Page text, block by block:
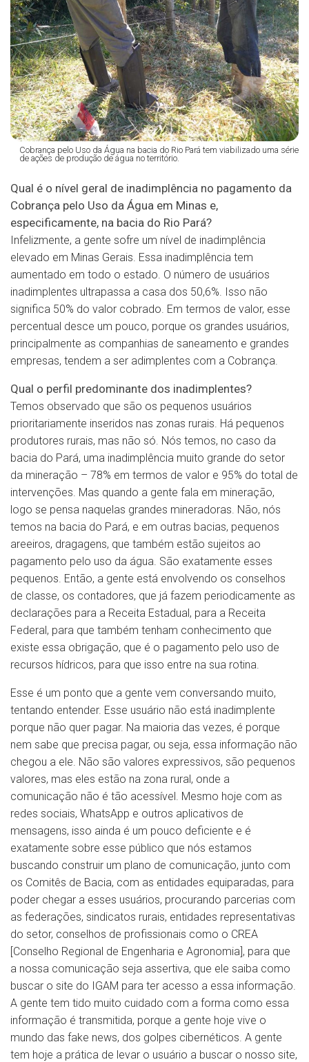
Cobrança pelo Uso da Água na bacia do Rio Pará tem viabilizado uma série
de ações de produção de água no território.
Qual é o nível geral de inadimplência no pagamento da
Cobrança pelo Uso da Água em Minas e,
especificamente, na bacia do Rio Pará?
Infelizmente, a gente sofre um nível de inadimplência
elevado em Minas Gerais. Essa inadimplência tem
aumentado em todo o estado. O número de usuários
inadimplentes ultrapassa a casa dos 50,6%. Isso não
significa 50% do valor cobrado. Em termos de valor, esse
percentual desce um pouco, porque os grandes usuários,
principalmente as companhias de saneamento e grandes
empresas, tendem a ser adimplentes com a Cobrança.
Qual o perfil predominante dos inadimplentes?
Temos observado que são os pequenos usuários
prioritariamente inseridos nas zonas rurais. Há pequenos
produtores rurais, mas não só. Nós temos, no caso da
bacia do Pará, uma inadimplência muito grande do setor
da mineração – 78% em termos de valor e 95% do total de
intervenções. Mas quando a gente fala em mineração,
logo se pensa naquelas grandes mineradoras. Não, nós
temos na bacia do Pará, e em outras bacias, pequenos
areeiros, dragagens, que também estão sujeitos ao
pagamento pelo uso da água. São exatamente esses
pequenos. Então, a gente está envolvendo os conselhos
de classe, os contadores, que já fazem periodicamente as
declarações para a Receita Estadual, para a Receita
Federal, para que também tenham conhecimento que
existe essa obrigação, que é o pagamento pelo uso de
recursos hídricos, para que isso entre na sua rotina.
Esse é um ponto que a gente vem conversando muito,
tentando entender. Esse usuário não está inadimplente
porque não quer pagar. Na maioria das vezes, é porque
nem sabe que precisa pagar, ou seja, essa informação não
chegou a ele. Não são valores expressivos, são pequenos
valores, mas eles estão na zona rural, onde a
comunicação não é tão acessível. Mesmo hoje com as
redes sociais, WhatsApp e outros aplicativos de
mensagens, isso ainda é um pouco deficiente e é
exatamente sobre esse público que nós estamos
buscando construir um plano de comunicação, junto com
os Comitês de Bacia, com as entidades equiparadas, para
poder chegar a esses usuários, procurando parcerias com
as federações, sindicatos rurais, entidades representativas
do setor, conselhos de profissionais como o CREA
[Conselho Regional de Engenharia e Agronomia], para que
a nossa comunicação seja assertiva, que ele saiba como
buscar o site do IGAM para ter acesso a essa informação.
A gente tem tido muito cuidado com a forma como essa
informação é transmitida, porque a gente hoje vive o
mundo das fake news, dos golpes cibernéticos. A gente
tem hoje a prática de levar o usuário a buscar o nosso site,